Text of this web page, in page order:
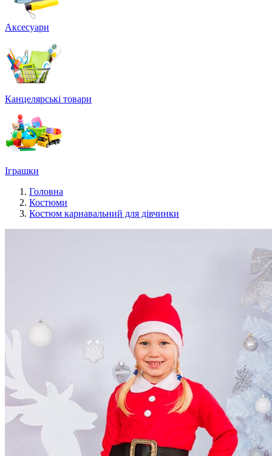
Аксесуари
Канцелярські товари
Іграшки
Головна
Костюми
Костюм карнавальний для дівчинки